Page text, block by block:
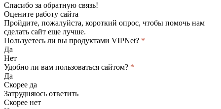
Спасибо за обратную связь!
Оцените работу сайта
Пройдите, пожалуйста, короткий опрос, чтобы помочь нам
сделать сайт еще лучше.
Пользуетесь ли вы продуктами VIPNet? *
Да
Нет
Удобно ли вам пользоваться сайтом? *
Да
Скорее да
Затрудняюсь ответить
Скорее нет